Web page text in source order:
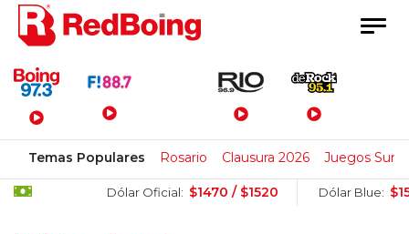
Menú Principal
Temas Populares Rosario Clausura 2026 Juegos
Dólar Oficial: $1470 / $1520 Dólar Blue: $1505 /